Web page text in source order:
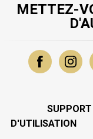
METTEZ-
SUPPORT
D'UTILISATION